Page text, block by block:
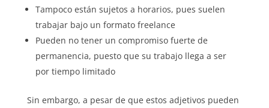
Tampoco están sujetos a horarios, pues suelen
trabajar bajo un formato freelance
Pueden no tener un compromiso fuerte de
permanencia, puesto que su trabajo llega a ser
por tiempo limitado
Sin embargo, a pesar de que estos adjetivos pueden